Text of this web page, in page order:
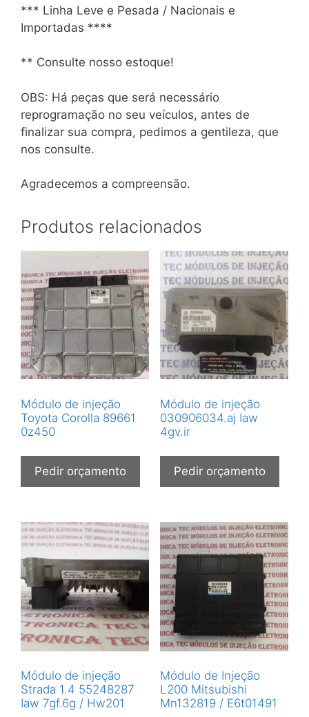
*** Linha Leve e Pesada / Nacionais e
Importadas ****
** Consulte nosso estoque!
OBS: Há peças que será necessário
reprogramação no seu veículos, antes de
finalizar sua compra, pedimos a gentileza, que
nos consulte.
Agradecemos a compreensão.
Produtos relacionados
Módulo de injeção
Toyota Corolla 89661
0z450
Pedir orçamento
Módulo de injeção
030906034.aj Iaw
4gv.ir
Pedir orçamento
Módulo de injeção
Strada 1.4 55248287
Iaw 7gf.6g / Hw201
Módulo de Injeção
L200 Mitsubishi
Mn132819 / E6t01491